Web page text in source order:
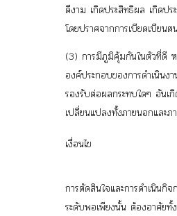
ดีงาม เกิดประสิทธิผล เกิดปร
โดยปราศจากการเบียดเบียนต
(3) การมีภูมิคุ้มกันในตัวที่ดี
องค์ประกอบของการดำเนิน
รองรับต่อผลกระทบใดๆ อันเกิ
เปลี่ยนแปลงทั้งภายนอกและภ
เงื่อนไข
การตัดสินใจและการดำเนินกิ
ระดับพอเพียงนั้น ต้องอาศัยทั้